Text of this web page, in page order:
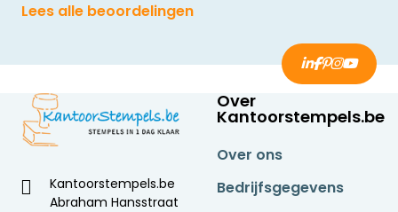
Lees alle beoordelingen
Kantoorstempels.be
Abraham Hansstraat
Over
Kantoorstempels.be
Over ons
Bedrijfsgegevens